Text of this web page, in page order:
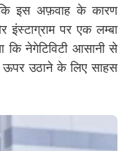
इस अफ़वाह के कारण
पर एक लम्बा
कि नेगेटिविटी आसानी से
उठाने के लिए साहस